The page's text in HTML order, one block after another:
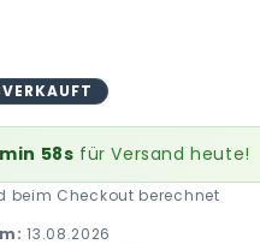
57s für Versand heute!
beim Checkout berechnet
13.08.2026